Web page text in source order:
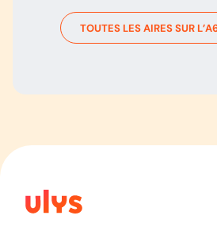
TOUTES LES AIRES SUR L’